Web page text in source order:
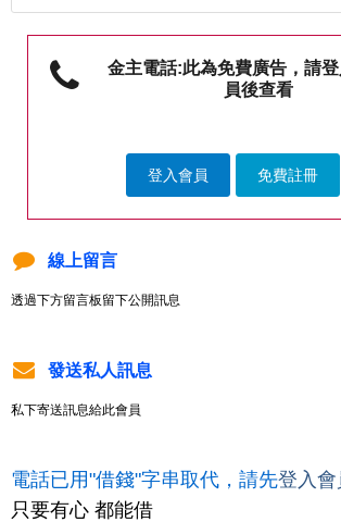
金主電話:此為免費廣告，請
員後查看
登入會員 免費註冊
線上留言
透過下方留言板留下公開訊息
發送私人訊息
私下寄送訊息給此會員
電話已用"借錢"字串取代，請先登入會
只要有心 都能借